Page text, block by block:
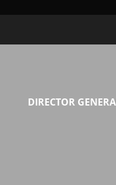
DIRECTOR